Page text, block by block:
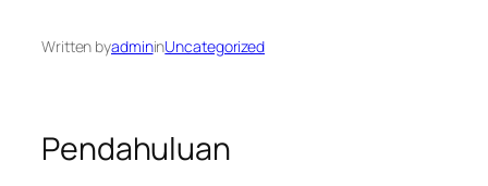
Written byadmininUncategorized
Pendahuluan